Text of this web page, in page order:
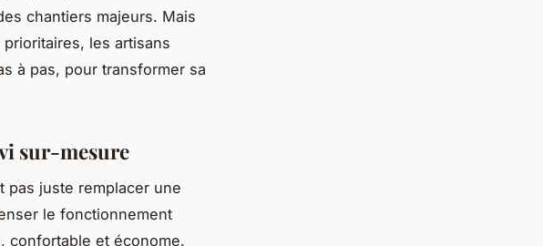
chantiers majeurs. Mais
les artisans
à pas, pour transformer sa
sur-mesure
pas juste remplacer une
le fonctionnement
confortable et économe.